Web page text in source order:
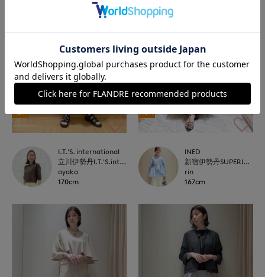
I.T.'S. international
立川伊勢丹I.T.'S.international
ayaka
170cm
INED
新宿伊勢丹SUPERIOR CLOSET
rin
167cm